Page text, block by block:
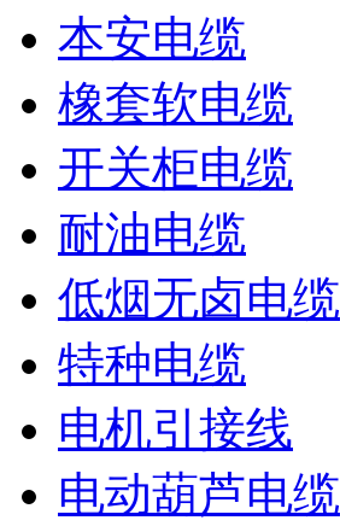
本安电缆
橡套软电缆
开关柜电缆
耐油电缆
低烟无卤电缆
特种电缆
电机引接线
电动葫芦电缆